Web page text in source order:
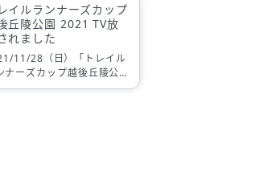
イルランナーズカップ
丘陵公園 2021 TV放
れました
11/28（日）「トレイル
ナーズカップ越後丘陵公園
」がUX新潟テレビ21放映